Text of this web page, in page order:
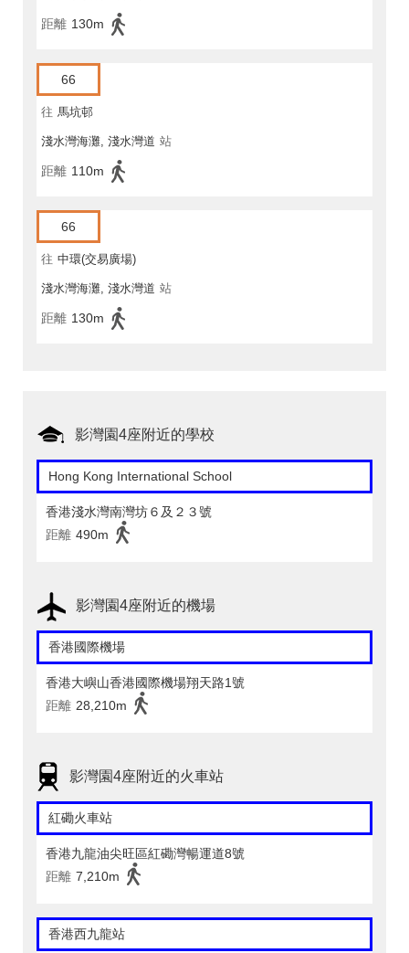
距離 130m
66
往 馬坑邨
淺水灣海灘, 淺水灣道 站
距離 110m
66
往 中環(交易廣場)
淺水灣海灘, 淺水灣道 站
距離 130m
影灣園4座附近的學校
Hong Kong International School
香港淺水灣南灣坊６及２３號
距離 490m
影灣園4座附近的機場
香港國際機場
香港大嶼山香港國際機場翔天路1號
距離 28,210m
影灣園4座附近的火車站
紅磡火車站
香港九龍油尖旺區紅磡灣暢運道8號
距離 7,210m
香港西九龍站